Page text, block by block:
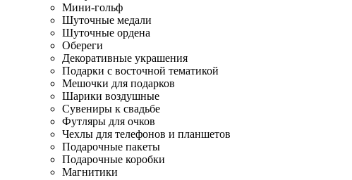
Мини-гольф
Шуточные медали
Шуточные ордена
Обереги
Декоративные украшения
Подарки с восточной тематикой
Мешочки для подарков
Шарики воздушные
Сувениры к свадьбе
Футляры для очков
Чехлы для телефонов и планшетов
Подарочные пакеты
Подарочные коробки
Магнитики